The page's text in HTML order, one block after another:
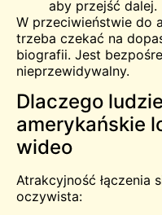
aby przejść dalej.
W przeciwieństwie do
trzeba czekać na
biografii. Jest
nieprzewidywalny.
Dlaczego
amerykańskie
wideo
Atrakcyjność łączenia
oczywista: